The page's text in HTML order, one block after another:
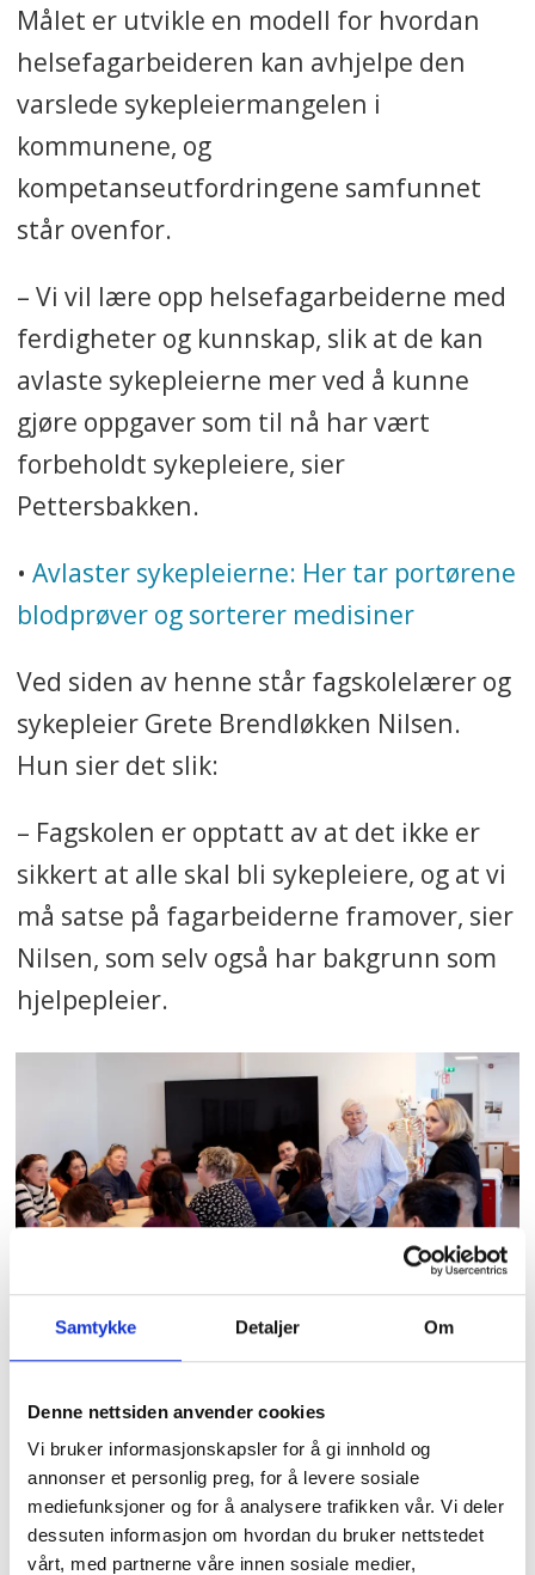
Samtykke Detaljer Om
Denne nettsiden anvender cookies
Vi bruker informasjonskapsler for å gi innhold og
annonser et personlig preg, for å levere sosiale
mediefunksjoner og for å analysere trafikken vår. Vi deler
dessuten informasjon om hvordan du bruker nettstedet
vårt, med partnerne våre innen sosiale medier,
fagene har hatt dette i mange år.
• Studiet består av to deler på 60
studiepoeng hver, som til sammen
vil gi 120 studiepoeng.
• Målgruppa for studiet er
helsearbeidere i
kommunehelsetjenesten og
spesialisthelsetjenesten.
Kilder: Fagskolen
Innlandet/Høyskolesenteret
Kongsvinger
Utdannelsen
• Samarbeidspartnere i prosjektet
er KS, Fagforbundet, Norsk
Sykepleierforbund, Delta,
Kongsvinger-regionen, Os,
Ringebu og Gran kommune,
Statsforvalteren Innlandet og
Innlandet Fylkeskommune.
• Parallelt med opplæringen på
Kongsvinger pågår en tilsvarende
pilot på Gjøvik med 11
helsefagarbeidere. Inn i prosjektet
er det også testet ut piloter i
klinisk observasjons-vurderings og
handlingskompetanse på Gran og
Elverum. En siste pilot testes ut på
studentene så langt har vært
positive, ifølge fagskolelærerne.
• Prosjektets mål er å utvikle et
fagskoletilbud for fremtidens
helsefagarbeidere på nivå 5.2,
høyere fagskolegrad. Nivået for
Målet er utvikle en modell for hvordan
helsefagarbeideren kan avhjelpe den
varslede sykepleiermangelen i
kommunene, og
kompetanseutfordringene samfunnet
står ovenfor.
– Vi vil lære opp helsefagarbeiderne med
ferdigheter og kunnskap, slik at de kan
avlaste sykepleierne mer ved å kunne
gjøre oppgaver som til nå har vært
forbeholdt sykepleiere, sier
Pettersbakken.
• Avlaster sykepleierne: Her tar portørene
blodprøver og sorterer medisiner
Ved siden av henne står fagskolelærer og
sykepleier Grete Brendløkken Nilsen.
Hun sier det slik:
– Fagskolen er opptatt av at det ikke er
sikkert at alle skal bli sykepleiere, og at vi
må satse på fagarbeiderne framover, sier
Nilsen, som selv også har bakgrunn som
hjelpepleier.
Ny kompetanse: «Medisinske prosedyrer»
inngår i prosjektet «Framtidens
helsefagarbeider» og i regi av Fagskolen
Innlandet. Her oppsummerer lærerne Grete
Brendløkken Nilsen og Anne Marte
Pettersbakken dagen for studentene.